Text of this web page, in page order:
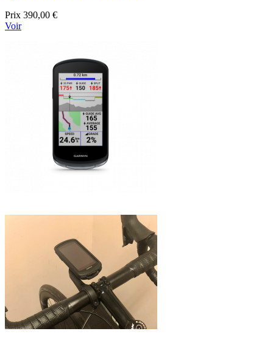
Prix 390,00 €
Voir